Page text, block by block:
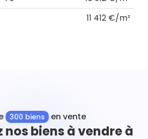
11 412 €/m²
300 biens en vente
nos biens à vendre à